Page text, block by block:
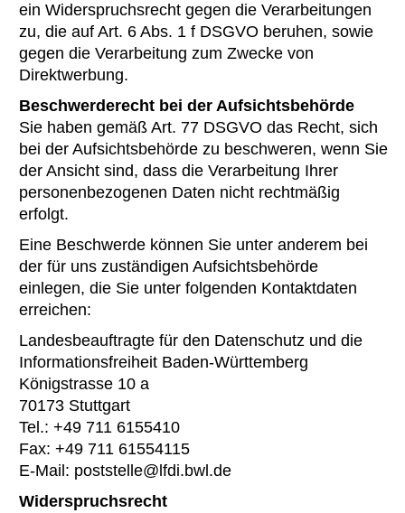
ein Widerspruchsrecht gegen die Verarbeitungen
zu, die auf Art. 6 Abs. 1 f DSGVO beruhen, sowie
gegen die Verarbeitung zum Zwecke von
Direktwerbung.
Beschwerderecht bei der Aufsichtsbehörde
Sie haben gemäß Art. 77 DSGVO das Recht, sich
bei der Aufsichtsbehörde zu beschweren, wenn Sie
der Ansicht sind, dass die Verarbeitung Ihrer
personenbezogenen Daten nicht rechtmäßig
erfolgt.
Eine Beschwerde können Sie unter anderem bei
der für uns zuständigen Aufsichtsbehörde
einlegen, die Sie unter folgenden Kontaktdaten
erreichen:
Landesbeauftragte für den Datenschutz und die
Informationsfreiheit Baden-Württemberg
Königstrasse 10 a
70173 Stuttgart
Tel.: +49 711 6155410
Fax: +49 711 61554115
E-Mail: poststelle@lfdi.bwl.de
Widerspruchsrecht